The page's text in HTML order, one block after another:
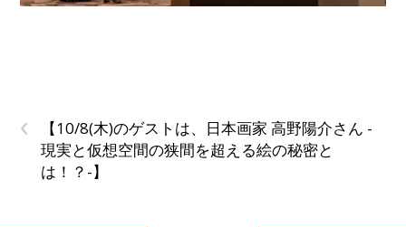
‹
【10/8(木)のゲストは、日本画家 高野陽介さん -
現実と仮想空間の狭間を超える絵の秘密と
は！？-】